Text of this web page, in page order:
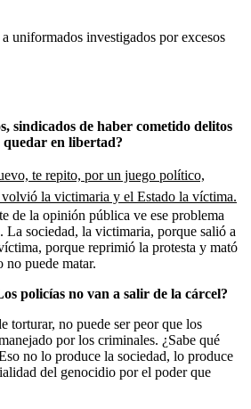
uniformados investigados por excesos
sindicados de haber cometido delitos
en libertad?
te repito, por un juego político,
volvió la victimaria y el Estado la víctima.
de la opinión pública ve ese problema
La sociedad, la victimaria, porque salió a
porque reprimió la protesta y mató
no puede matar.
policías no van a salir de la cárcel?
torturar, no puede ser peor que los
por los criminales. ¿Sabe qué
no lo produce la sociedad, lo produce
del genocidio por el poder que